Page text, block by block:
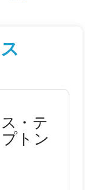
・テ
トン